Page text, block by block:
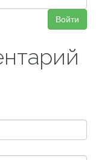
Войти